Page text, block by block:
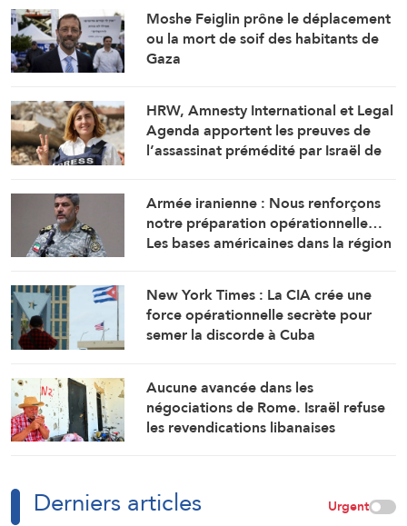
Moshe Feiglin prône le déplacement
ou la mort de soif des habitants de
Gaza
HRW, Amnesty International et Legal
Agenda apportent les preuves de
l’assassinat prémédité par Israël de
Armée iranienne : Nous renforçons
notre préparation opérationnelle…
Les bases américaines dans la région
New York Times : La CIA crée une
force opérationnelle secrète pour
semer la discorde à Cuba
Aucune avancée dans les
négociations de Rome. Israël refuse
les revendications libanaises
Derniers articles Urgent